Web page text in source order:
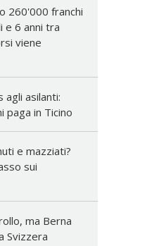
260'000 franchi
e 6 anni tra
viene
agli asilanti:
paga in Ticino
e mazziati?
sui
ma Berna
Svizzera